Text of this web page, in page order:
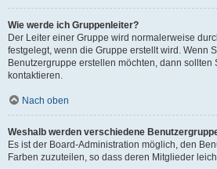
Wie werde ich Gruppenleiter?
Der Leiter einer Gruppe wird normalerweise
festgelegt, wenn die Gruppe erstellt wird. Wenn
Benutzergruppe erstellen möchten, dann sollten
kontaktieren.
Nach oben
Weshalb werden verschiedene
Es ist der Board-Administration möglich, den
Farben zuzuteilen, so dass deren Mitglieder